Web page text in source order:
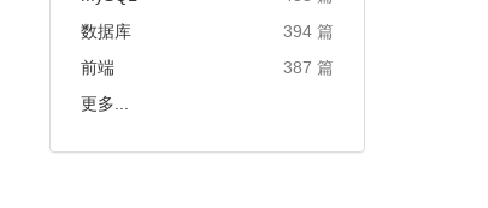
数据库
394 篇
前端
387 篇
更多...